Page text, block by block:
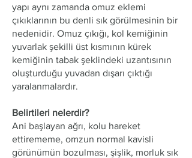
yapı aynı zamanda omuz eklemi
çıkıklarının bu denli sık görülmesinin bir
nedenidir. Omuz çıkığı, kol kemiğinin
yuvarlak şekilli üst kısmının kürek
kemiğinin tabak şeklindeki uzantısının
oluşturduğu yuvadan dışarı çıktığı
yaralanmalardır.
Belirtileri nelerdir?
​Ani başlayan ağrı, kolu hareket
ettirememe, omzun normal kavisli
görünümün bozulması, şişlik, morluk sık